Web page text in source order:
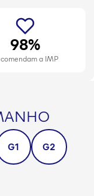
98%
a IMP
G1 G2